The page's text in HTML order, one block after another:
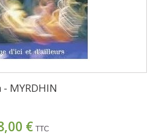
- MYRDHIN
€ TTC